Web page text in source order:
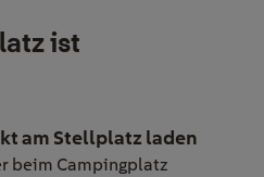
ist
am Stellplatz laden
beim Campingplatz